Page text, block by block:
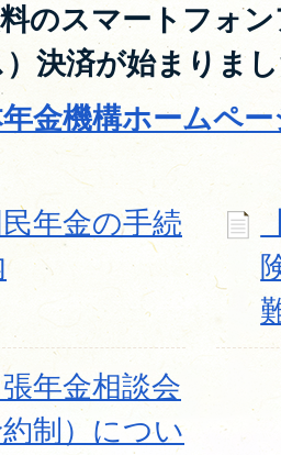
のスマートフォ
決済が始まりま
年金機構ホームペ
民年金の手続
張年金相談会
制）につい